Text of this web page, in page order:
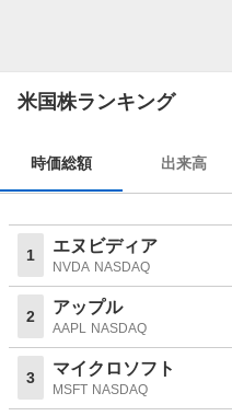
米国株ランキング
時価総額 出来高
1 エヌビディア
NVDA NASDAQ
2 アップル
AAPL NASDAQ
3 マイクロソフト
MSFT NASDAQ